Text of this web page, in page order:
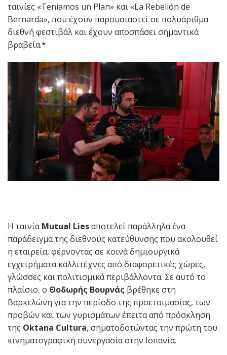
ταινίες «Teníamos un Plan» και «La Rebelión de
Bernarda», που έχουν παρουσιαστεί σε πολυάριθμα
διεθνή φεστιβάλ και έχουν αποσπάσει σημαντικά
βραβεία.*
Η ταινίαMutual Liesαποτελεί παράλληλα ένα
παράδειγμα της διεθνούς κατεύθυνσης που ακολουθεί
η εταιρεία, φέρνοντας σε κοινά δημιουργικά
εγχειρήματα καλλιτέχνες από διαφορετικές χώρες,
γλώσσες και πολιτισμικά περιβάλλοντα. Σε αυτό το
πλαίσιο, ο Θοδωρής Βουρνάς βρέθηκε στη
Βαρκελώνη για την περίοδο της προετοιμασίας, των
προβών και των γυρισμάτων έπειτα από πρόσκληση
της Oktana Cultura, σηματοδοτώντας την πρώτη του
κινηματογραφική συνεργασία στην Ισπανία.